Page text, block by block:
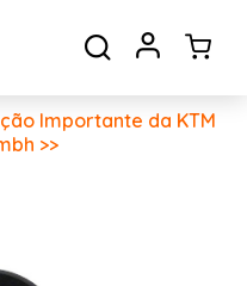
Importante da KTM
>>